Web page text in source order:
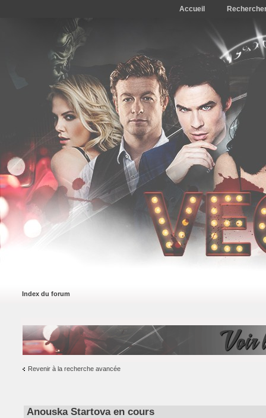
Accueil
Index du forum
Voir
Revenir à la recherche avancée
Anouska Startova en cours